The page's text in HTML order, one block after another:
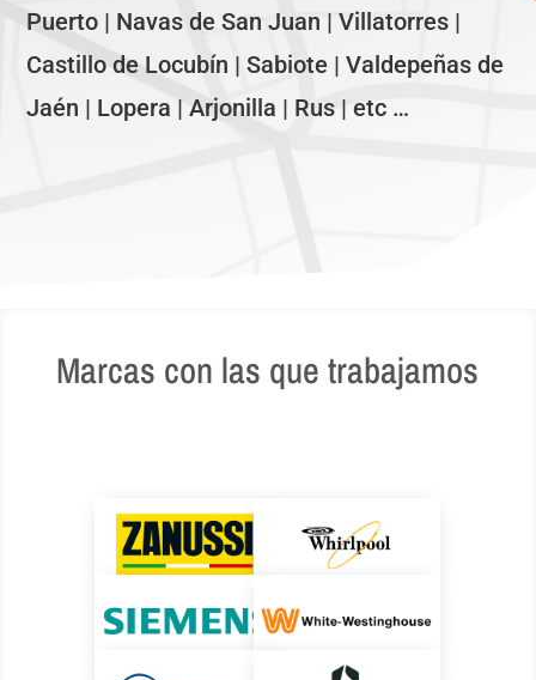
Puerto | Navas de San Juan | Villatorres |
Castillo de Locubín | Sabiote | Valdepeñas de
Jaén | Lopera | Arjonilla | Rus | etc …
Marcas con las que trabajamos